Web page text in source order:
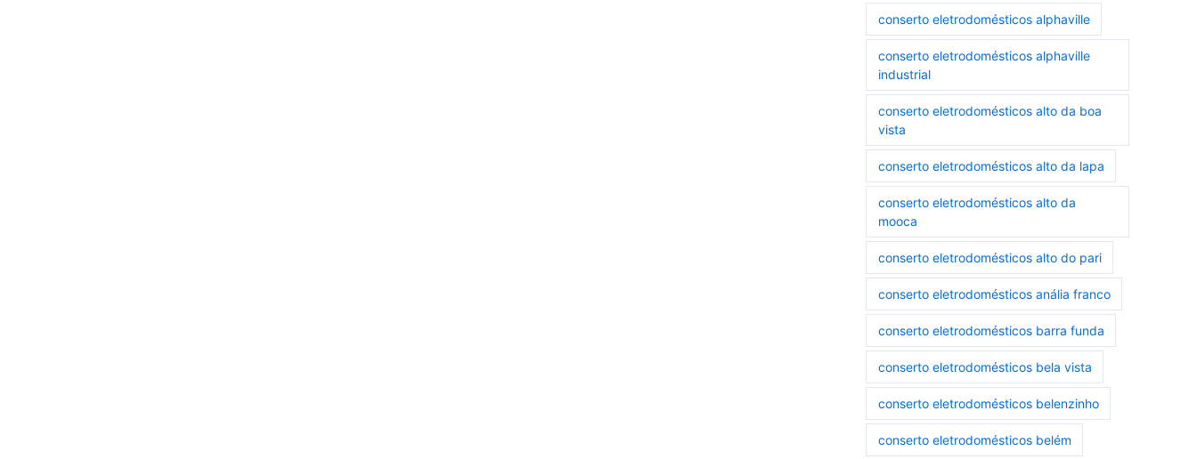
conserto eletrodomésticos alphaville
conserto eletrodomésticos alphaville
industrial
conserto eletrodomésticos alto da boa
vista
conserto eletrodomésticos alto da lapa
conserto eletrodomésticos alto da
mooca
conserto eletrodomésticos alto do pari
conserto eletrodomésticos anália franco
conserto eletrodomésticos barra funda
conserto eletrodomésticos bela vista
conserto eletrodomésticos belenzinho
conserto eletrodomésticos belém